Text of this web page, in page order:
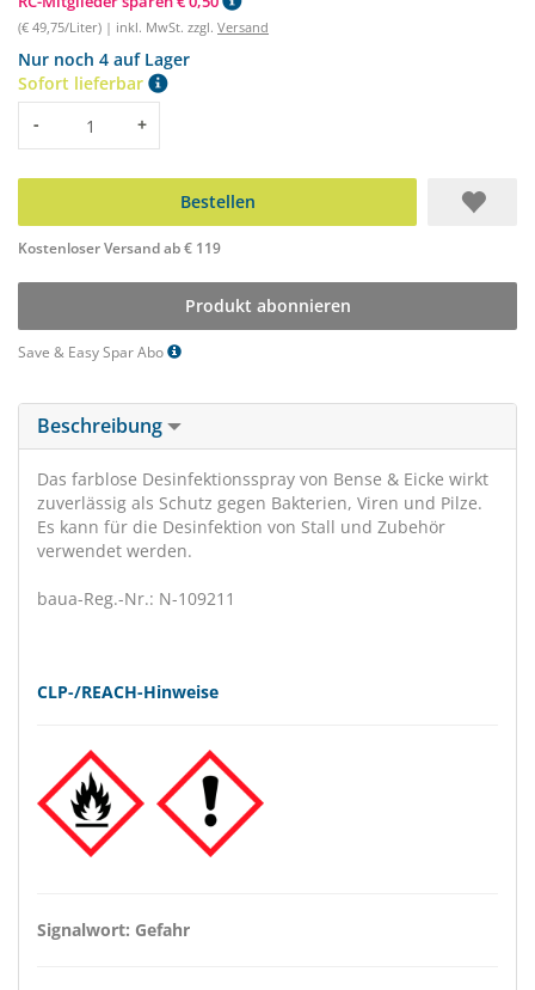
(€ 49,75/Liter) | inkl. MwSt. zzgl. Versand
Nur noch 4 auf Lager
Sofort lieferbar
Menge
- +
Bestellen
Kostenloser Versand ab € 119
Produkt abonnieren
Save & Easy Spar Abo
Beschreibung
Das farblose Desinfektionsspray von Bense & Eicke wirkt
zuverlässig als Schutz gegen Bakterien, Viren und Pilze.
Es kann für die Desinfektion von Stall und Zubehör
verwendet werden.
baua-Reg.-Nr.: N-109211
CLP-/REACH-Hinweise
Signalwort: Gefahr